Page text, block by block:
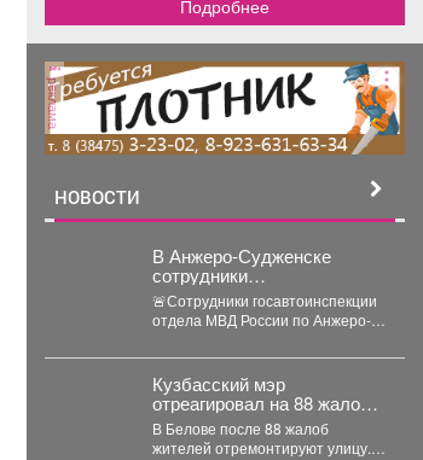
Подробнее
реклама
НОВОСТИ
В Анжеро-Судженске
сотрудники
госавтоинспекции оказали
доврачебную помощь
мужчине, пострадавшему
от укуса гадюки
🚨Сотрудники госавтоинспекции
отдела МВД России по Анжеро-
капитан полиции Виктор Шуман и
лейтенант...
Кузбасский мэр
отреагировал на 88 жалоб
жителей: что изменится
В Белове после 88 жалоб
жителей отремонтируют улицу. В